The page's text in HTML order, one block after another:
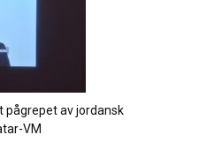
pågrepet av jordansk
VM